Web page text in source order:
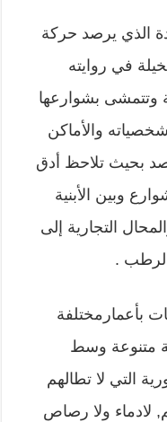
الذي يرصد حركة
في روايته
وتتمشى بشوارعها
والأماكن
بحيث تلاحظ أدق
وبين الأبنية
التجارية إلى
.
بأعمارمختلفة
متنوعة وسط
التي لا تطالهم
ولا رصاص